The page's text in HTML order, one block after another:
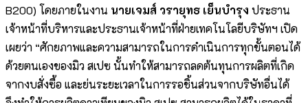
B200) โดยภายในงาน นายเจมส์ วรายุทธ เย็นบำรุง ประธาน
เจ้าหน้าที่บริหารและประธานเจ้าหน้าที่ฝ่ายเทคโนโลยีบริษัทฯ เปิด
เผยว่า “ศักยภาพและความสามารถในการดำเนินการทุกขั้นตอนได้
ด้วยตนเองของมิว สเปซ นั้นทำให้สามารถลดต้นทุนการผลิตที่เกิด
จากงบสั่งซื้อ และย่นระยะเวลาในการรอชิ้นส่วนจากบริษัทอื่นได้